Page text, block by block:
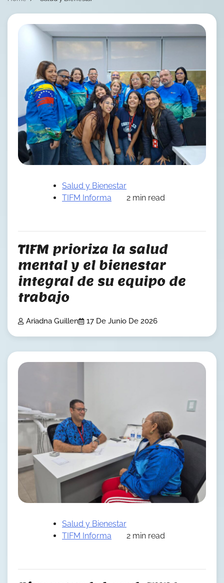
Salud y Bienestar
TIFM Informa
2 min read
TIFM prioriza la salud
mental y el bienestar
integral de su equipo de
trabajo
Ariadna Guillen 17 De Junio De 2026
Salud y Bienestar
TIFM Informa
2 min read